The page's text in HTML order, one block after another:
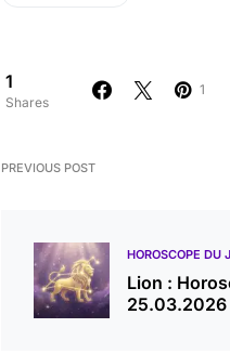
1
Shares
1
PREVIOUS POST
HOROSCOPE DU
Lion :
25.03.2026